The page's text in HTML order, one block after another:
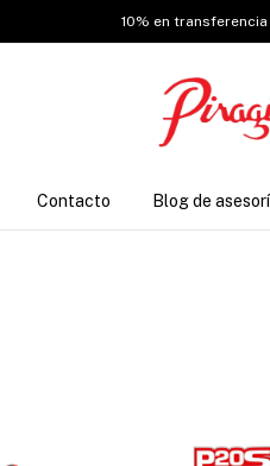
10% en
Contacto Blog de